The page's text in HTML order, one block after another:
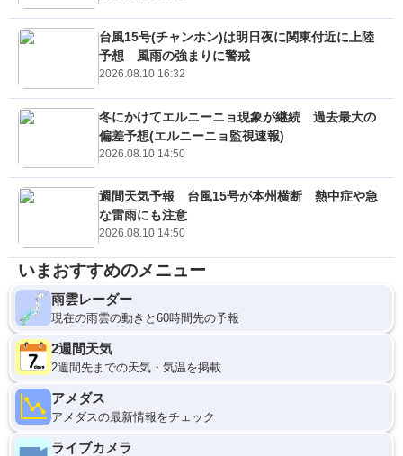
台風15号(チャンホン)は明日夜に関東付近に上陸
予想 風雨の強まりに警戒
2026.08.10 16:32
冬にかけてエルニーニョ現象が継続 過去最大の
偏差予想(エルニーニョ監視速報)
2026.08.10 14:50
週間天気予報 台風15号が本州横断 熱中症や急
な雷雨にも注意
2026.08.10 14:50
いまおすすめのメニュー
雨雲レーダー
現在の雨雲の動きと60時間先の予報
2週間天気
2週間先までの天気・気温を掲載
アメダス
アメダスの最新情報をチェック
ライブカメラ